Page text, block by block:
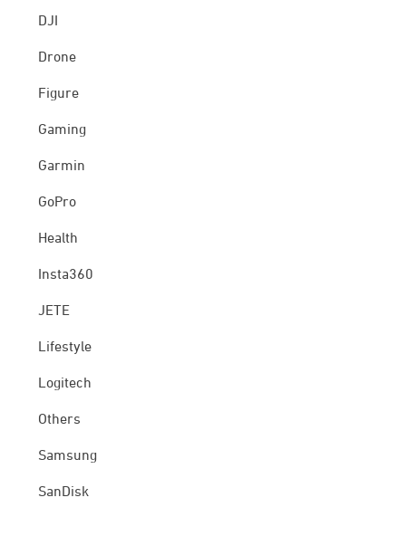
DJI
Drone
Figure
Gaming
Garmin
GoPro
Health
Insta360
JETE
Lifestyle
Logitech
Others
Samsung
SanDisk